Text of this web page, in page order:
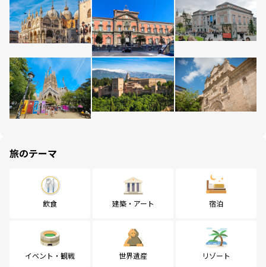
旅のテーマ
飲食 建築・アート 宿泊
イベント・観戦 世界遺産 リゾート